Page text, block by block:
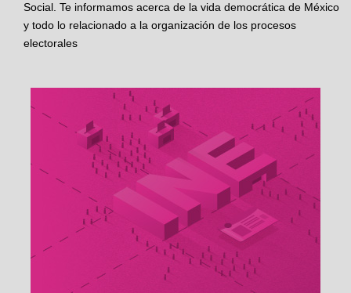
Social. Te informamos acerca de la vida democrática de México
y todo lo relacionado a la organización de los procesos
electorales